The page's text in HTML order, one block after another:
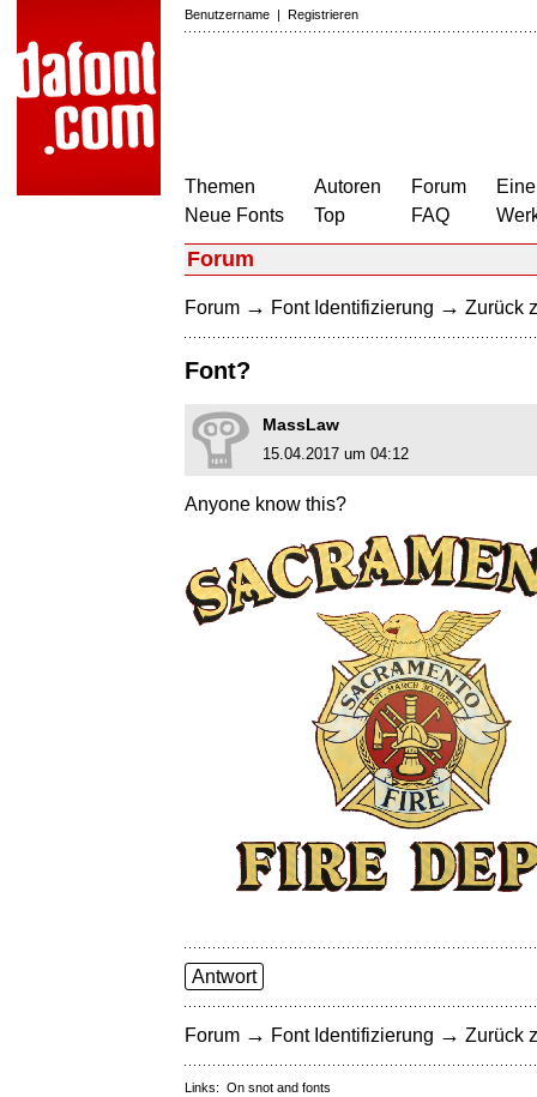
Benutzername | Registrieren
Themen
Neue Fonts
Autoren
Top
Forum
FAQ
Forum
Forum → Font Identifizierung → Zurück
Font?
MassLaw
15.04.2017 um 04:12
Anyone know this?
Antwort
Forum → Font Identifizierung → Zurück
Links: On snot and fonts